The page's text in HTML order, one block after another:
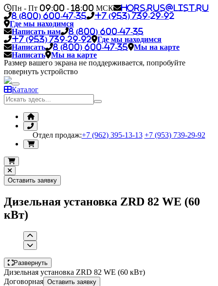
Пн - Пт 09:00 - 18:00 МСК
hors.rus@list.ru
8 (800) 600-47-35
+7 (953) 739-29-92
Где мы находимся
Написать нам
8 (800) 600-47-35
+7 (953) 739-29-92
Где мы находимся
Написать
8 (800) 600-47-35
Мы на карте
Написать
Мы на карте
Размер вашего экрана не поддерживается, попробуйте
повернуть устройство
Каталог
Отдел продаж:+7 (962) 395-13-13 +7 (953) 739-29-92
Оставить заявку
Дизельная установка ZRD 82 WE (60
кВт)
Развернуть
Дизельная установка ZRD 82 WE (60 кВт)
Договорная Оставить заявку